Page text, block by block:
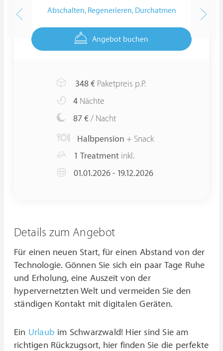
Abschalten, Regenerieren, Durchatmen
Angebot buchen
348 € Paketpreis p.P.
4 Nächte
87 € / Nacht
Halbpension + Snack
1 Treatment inkl.
01.01.2026 - 19.12.2026
Details zum Angebot
Für einen neuen Start, für einen Abstand von der
Technologie. Gönnen Sie sich ein paar Tage Ruhe
und Erholung, eine Auszeit von der
hypervernetzten Welt und vermeiden Sie den
ständigen Kontakt mit digitalen Geräten.
Ein Urlaub im Schwarzwald! Hier sind Sie am
richtigen Rückzugsort, hier finden Sie die perfekte